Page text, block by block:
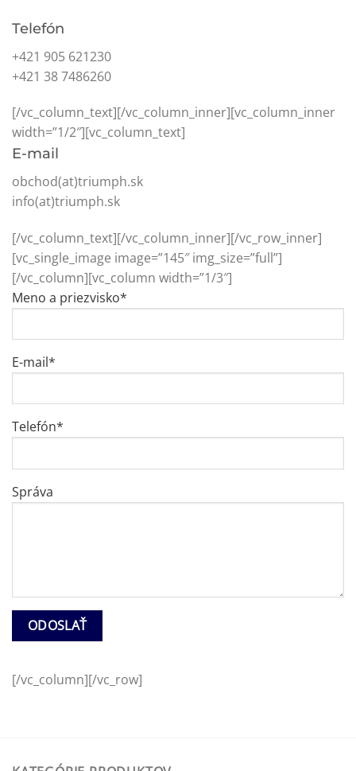
Telefón
+421 905 621230
+421 38 7486260
[/vc_column_text][/vc_column_inner][vc_column_inner
width=”1/2″][vc_column_text]
E-mail
obchod(at)triumph.sk
info(at)triumph.sk
[/vc_column_text][/vc_column_inner][/vc_row_inner]
[vc_single_image image=”145″ img_size=”full”]
[/vc_column][vc_column width=”1/3″]
Meno a priezvisko*
E-mail*
Telefón*
Správa
[/vc_column][/vc_row]